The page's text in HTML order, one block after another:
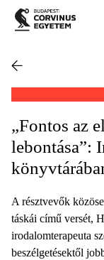
„Fontos az
lebontása”:
A résztvevők
táskái című versét,
irodalomterapeuta
beszélgetésektől